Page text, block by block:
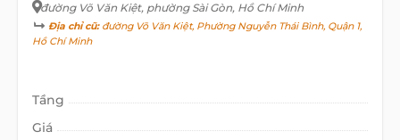
đường Võ Văn Kiệt, phường Sài Gòn, Hồ Chí Minh
Địa chỉ cũ:đường Võ Văn Kiệt, Phường Nguyễn Thái Bình, Quận 1,
Hồ Chí Minh
Tầng
Giá